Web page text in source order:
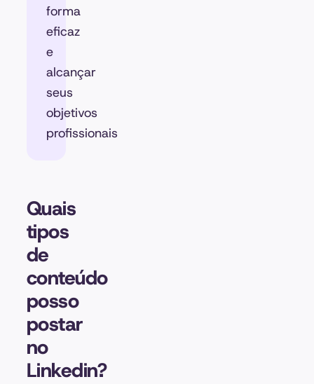
forma
eficaz
e
alcançar
seus
objetivos
profissionais
Quais
tipos
de
conteúdo
posso
postar
no
Linkedin?